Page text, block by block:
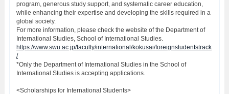
program, generous study support, and systematic career education,
while enhancing their expertise and developing the skills required in a
global society.
For more information, please check the website of the Department of
International Studies, School of International Studies.
https://www.swu.ac.jp/faculty/international/kokusai/foreignstudentstrack
/
*Only the Department of International Studies in the School of
International Studies is accepting applications.
<Scholarships for International Students>